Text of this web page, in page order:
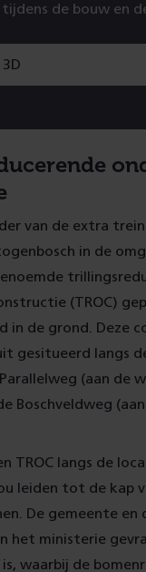
de bouw en
van de extra
in de
(TROC)
in de grond. Deze
gesitueerd langs
(aan de
Boschveldweg
TROC langs de
leiden tot de kap
De gemeente en
het ministerie
waarbij de